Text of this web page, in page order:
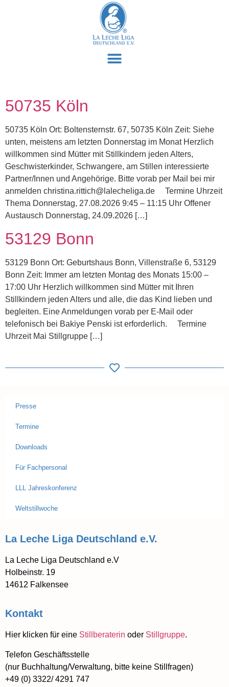
50735 Köln
50735 Köln Ort: Boltensternstr. 67, 50735 Köln Zeit: Siehe
unten, meistens am letzten Donnerstag im Monat Herzlich
willkommen sind Mütter mit Stillkindern jeden Alters,
Geschwisterkinder, Schwangere, am Stillen interessierte
Partner/Innen und Angehörige. Bitte vorab per Mail bei mir
anmelden christina.rittich@lalecheliga.de Termine Uhrzeit
Thema Donnerstag, 27.08.2026 9:45 – 11:15 Uhr Offener
Austausch Donnerstag, 24.09.2026 […]
53129 Bonn
53129 Bonn Ort: Geburtshaus Bonn, Villenstraße 6, 53129
Bonn Zeit: Immer am letzten Montag des Monats 15:00 –
17:00 Uhr Herzlich willkommen sind Mütter mit Ihren
Stillkindern jeden Alters und alle, die das Kind lieben und
begleiten. Eine Anmeldungen vorab per E-Mail oder
telefonisch bei Bakiye Penski ist erforderlich. Termine
Uhrzeit Mai Stillgruppe […]
Presse
Termine
Downloads
Für Fachpersonal
LLL Jahreskonferenz
Weltstillwoche
La Leche Liga Deutschland e.V.
La Leche Liga Deutschland e.V
Holbeinstr. 19
14612 Falkensee
Kontakt
Hier klicken für eine Stillberaterin oder Stillgruppe.
Telefon Geschäftsstelle
(nur Buchhaltung/Verwaltung, bitte keine Stillfragen)
+49 (0) 3322/ 4291 747